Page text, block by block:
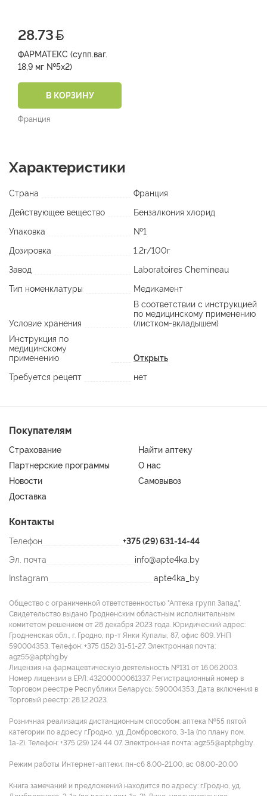
28.73
ФАРМАТЕКС (супп.ваг.
18,9 мг №5х2)
В КОРЗИНУ
Франция
Характеристики
Страна
Франция
Действующее вещество
Бензалкония хлорид
Упаковка
№1
Дозировка
1,2г/100г
Завод
Laboratoires Chemineau
Тип номенклатуры
Медикамент
Условие хранения
В соответствии с инструкцией
по медицинскому применению
(листком-вкладышем)
Инструкция по
медицинскому
применению
Открыть
Требуется рецепт
нет
Покупателям
Страхование
Найти аптеку
Партнерские программы
О нас
Новости
Самовывоз
Доставка
Контакты
Телефон
+375 (29) 631-14-44
Эл. почта
info@apte4ka.by
Instagram
apte4ka_by
Общество с ограниченной ответственностью "Аптека групп Запад".
Свидетельство выдано Гродненским областным исполнительным
комитетом решением от 28 декабря 2023 года. Юридический адрес:
Гродненская обл., г. Гродно, пр-т Янки Купалы, 87, офис 609. УНП
590004353. Tелефон: +375 (152) 31-51-27. Электронная почта:
agz55@aptphg.by
Лицензия на фармацевтическую деятельность №131 от 16.06.2003.
Номер лицензии в ЕРЛ: 43200000061337. Регистрационный номер в
Торговом реестре Республики Беларусь: 590004353. Дата включения в
Торговый реестр: 28.12.2023.
Розничная реализация дистанционным способом: аптека №55 пятой
категории по адресу г.Гродно, уд. Домбровского, 3-1а (по плану пом.
1а-2). Телефон: +375 (29) 124 44 07. Электронная почта: agz55@aptphg.by.
Режим работы Интернет-аптеки: пн-сб 8.00-21.00, вс 08.00-20.00
Книга замечаний и предложений находится по адресу: г.Гродно, уд.